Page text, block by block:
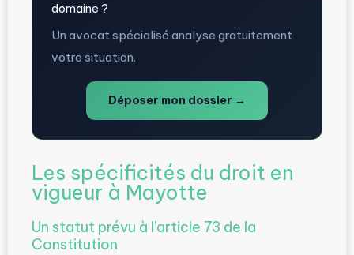
domaine ?
Un avocat spécialisé analyse gratuitement
votre situation.
Déposer mon dossier →
Les spécificités du droit en
vigueur à Mayotte
Un statut prévu à l’article 73 de la
Constitution